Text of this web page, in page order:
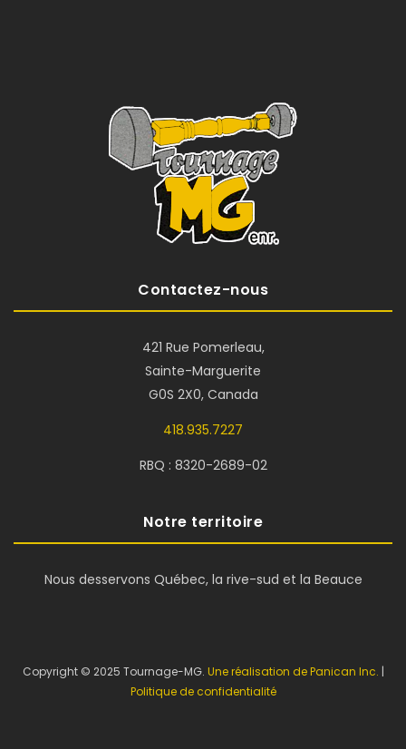
Contactez-nous
421 Rue Pomerleau,
Sainte-Marguerite
G0S 2X0, Canada
418.935.7227
RBQ : 8320-2689-02
Notre territoire
Nous desservons Québec, la rive-sud et la Beauce
Copyright © 2025 Tournage-MG. Une réalisation de Panican Inc. |
Politique de confidentialité